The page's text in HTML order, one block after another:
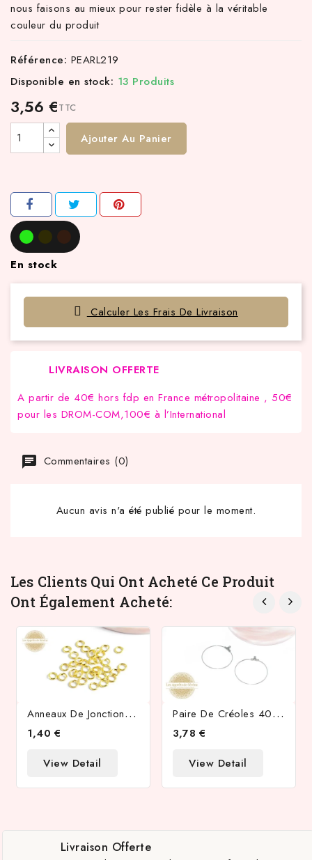
nous faisons au mieux pour rester fidèle à la véritable
couleur du produit
Référence: PEARL219
Disponible en stock: 13 Produits
3,56 €TTC
Ajouter Au Panier
En stock
Calculer Les Frais De Livraison
LIVRAISON OFFERTE
A partir de 40€ hors fdp en France métropolitaine , 50€
pour les DROM-COM,100€ à l’International
Commentaires (0)
Aucun avis n'a été publié pour le moment.
Les Clients Qui Ont Acheté Ce Produit
Ont Également Acheté:
A
Nneaux De Jonction 4x0.8mm En Laiton Doré
1,40 €
View Detail
P
Aire De Créoles 40mm En Acier 304 Argent
3,78 €
View Detail
Livraison Offerte